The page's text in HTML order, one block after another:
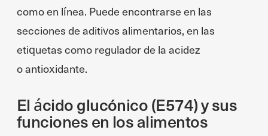
como en línea. Puede encontrarse en las
secciones de aditivos alimentarios, en las
etiquetas como regulador de la acidez
o antioxidante.
El ácido glucónico (E574) y sus
funciones en los alimentos